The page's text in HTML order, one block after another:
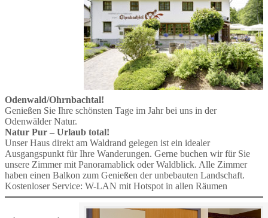
Odenwald/Ohrnbachtal!
Genießen Sie Ihre schönsten Tage im Jahr bei uns in der
Odenwälder Natur.
Natur Pur – Urlaub total!
Unser Haus direkt am Waldrand gelegen ist ein idealer
Ausgangspunkt für Ihre Wanderungen. Gerne buchen wir für Sie
unsere Zimmer mit Panoramablick oder Waldblick. Alle Zimmer
haben einen Balkon zum Genießen der unbebauten Landschaft.
Kostenloser Service: W-LAN mit Hotspot in allen Räumen